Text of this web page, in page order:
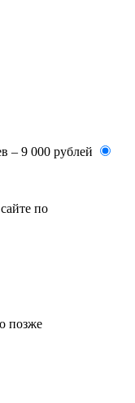
– 9 000 рублей
по
позже